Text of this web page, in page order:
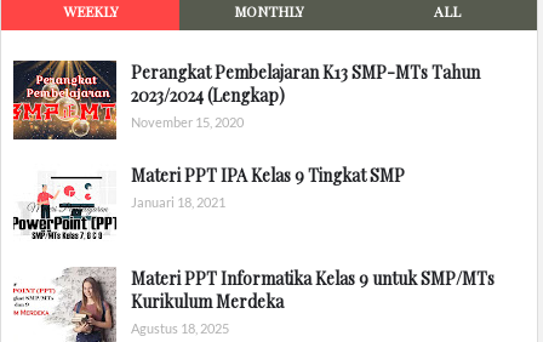
WEEKLY MONTHLY ALL
Perangkat Pembelajaran K13 SMP-MTs Tahun
2023/2024 (Lengkap)
November 15, 2020
Materi PPT IPA Kelas 9 Tingkat SMP
Januari 18, 2021
Materi PPT Informatika Kelas 9 untuk SMP/MTs
Kurikulum Merdeka
Agustus 18, 2025